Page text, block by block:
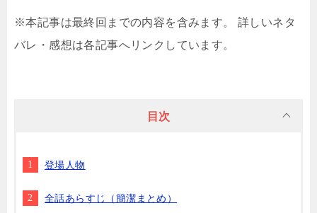
※本記事は最終回までの内容を含みます。 詳しいネタ
バレ・感想は各記事へリンクしています。
目次
登場人物
全話あらすじ（簡潔まとめ）